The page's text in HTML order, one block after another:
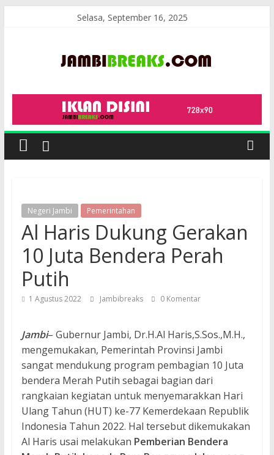
Selasa, September 16, 2025
JambiBreaks
Negeri Jambi Pemerintahan
Al Haris Dukung Gerakan
10 Juta Bendera Perah
Putih
1 Agustus 2022 Jambibreaks 0 Komentar
Jambi– Gubernur Jambi, Dr.H.Al Haris,S.Sos.,M.H.,
mengemukakan, Pemerintah Provinsi Jambi
sangat mendukung program pembagian 10 Juta
bendera Merah Putih sebagai bagian dari
rangkaian kegiatan untuk menyemarakkan Hari
Ulang Tahun (HUT) ke-77 Kemerdekaan Republik
Indonesia Tahun 2022. Hal tersebut dikemukakan
Al Haris usai melakukan Pemberian Bendera